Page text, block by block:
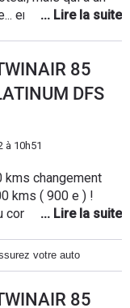
enfin tant qu'on
aller faire les
elle tient bien la
Joli look,
pour le bon.
tout se dégrade
lancia. C'est ma
déçu - voir les
000 km, elle est
que ça ne va
85
DFS
à 10h51
kms changement
kms ( 900 e ) !
concessionnaire a
! A eviter le
Fiat 500 ont une
votre auto
85